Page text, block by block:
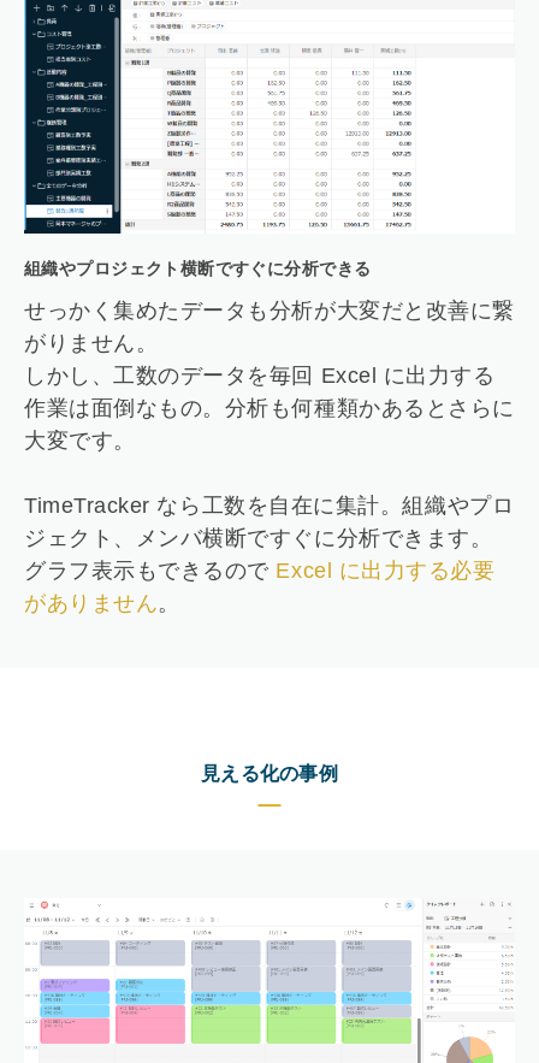
組織やプロジェクト横断ですぐに分析できる
せっかく集めたデータも分析が大変だと改善に繋
がりません。
しかし、工数のデータを毎回 Excel に出力する
作業は面倒なもの。分析も何種類かあるとさらに
大変です。
TimeTracker なら工数を自在に集計。組織やプロ
ジェクト、メンバ横断ですぐに分析できます。
グラフ表示もできるので Excel に出力する必要
がありません。
見える化の事例